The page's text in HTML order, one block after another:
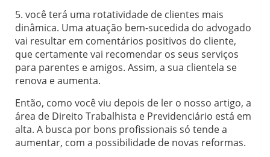
5. você terá uma rotatividade de clientes mais
dinâmica. Uma atuação bem-sucedida do advogado
vai resultar em comentários positivos do cliente,
que certamente vai recomendar os seus serviços
para parentes e amigos. Assim, a sua clientela se
renova e aumenta.
Então, como você viu depois de ler o nosso artigo, a
área de Direito Trabalhista e Previdenciário está em
alta. A busca por bons profissionais só tende a
aumentar, com a possibilidade de novas reformas.